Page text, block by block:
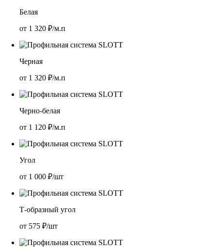
Белая
от 1 320 ₽/м.п
Черная
от 1 320 ₽/м.п
Черно-белая
от 1 120 ₽/м.п
Угол
от 1 000 ₽/шт
Т-образный угол
от 575 ₽/шт